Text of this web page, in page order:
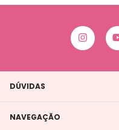
DÚVIDAS
NAVEGAÇÃO